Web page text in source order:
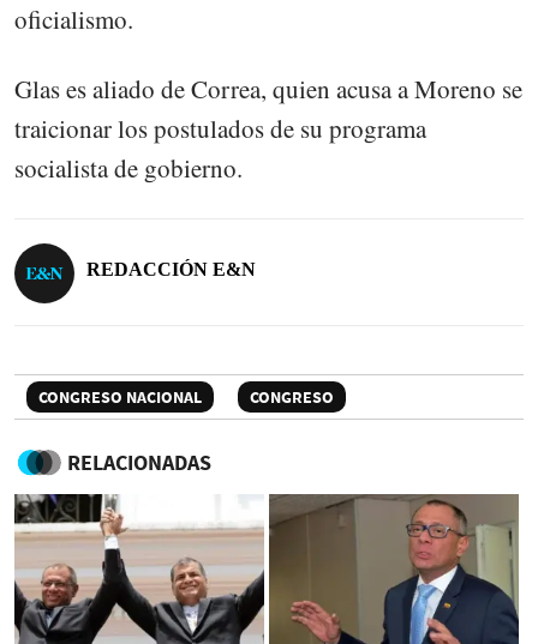
oficialismo.
Glas es aliado de Correa, quien acusa a Moreno se
traicionar los postulados de su programa
socialista de gobierno.
REDACCIÓN E&N
CONGRESO NACIONAL CONGRESO
RELACIONADAS